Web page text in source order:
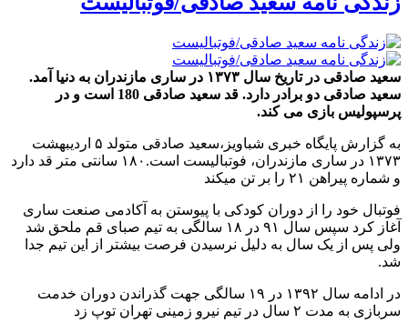
سعید صادقی در تاریخ سال ۱۳۷۳ در ساری مازندران به دنیا آمد.
سعید صادقی دو برادر دارد. قد سعید صادقی 180 است و در
پرسپولیس بازی می کند.
به گزارش پایگاه خبری شباویز،سعید صادقی متولد ۵ اردیبهشت
۱۳۷۳ در ساری مازندران، فوتبالیست است.۱۸۰ سانتی متر قد دارد
و شماره پیراهن ۲۱ را بر تن میکند
فوتبال خود را از دوران کودکی با پیوستن به آکادمی صنعت ساری
آغاز کرد سپس سال ۹۱ در ۱۸ سالگی به تیم صبای قم ملحق شد
ولی پس از یک سال به دلیل نرسیدن فرصت بیشتر از این تیم جدا
شد.
در ادامه سال ۱۳۹۲ در ۱۹ سالگی جهت گذراندن دوران خدمت
سربازی به مدت ۲ سال در تیم نیرو زمینی تهران توپ زد